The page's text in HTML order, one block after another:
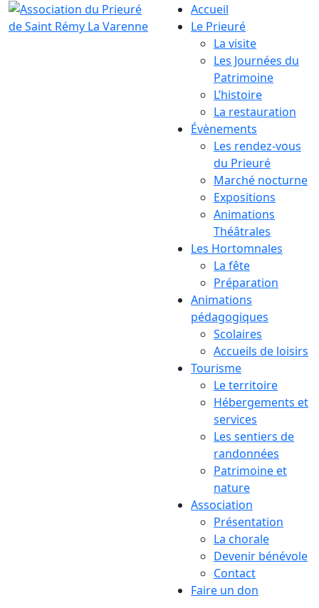
Accueil
Le Prieuré
La visite
Les Journées du
Patrimoine
L’histoire
La restauration
Évènements
Les rendez-vous
du Prieuré
Marché nocturne
Expositions
Animations
Théâtrales
Les Hortomnales
La fête
Préparation
Animations
pédagogiques
Scolaires
Accueils de loisirs
Tourisme
Le territoire
Hébergements et
services
Les sentiers de
randonnées
Patrimoine et
nature
Association
Présentation
La chorale
Devenir bénévole
Contact
Faire un don